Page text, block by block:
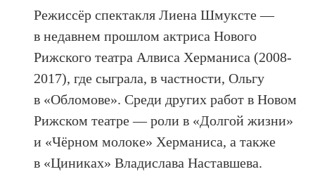
Режиссёр спектакля Лиена Шмуксте —
в недавнем прошлом актриса Нового
Рижского театра Алвиса Херманиса (2008-
2017), где сыграла, в частности, Ольгу
в «Обломове». Среди других работ в Новом
Рижском театре — роли в «Долгой жизни»
и «Чёрном молоке» Херманиса, а также
в «Циниках» Владислава Наставшева.